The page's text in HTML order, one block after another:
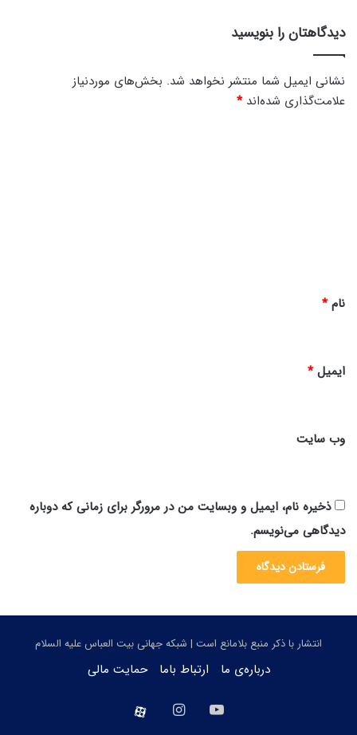
دیدگاهتان را بنویسید
نشانی ایمیل شما منتشر نخواهد شد. بخش‌های موردنیاز
علامت‌گذاری شده‌اند*
نام*
ایمیل*
وب‌ سایت
ذخیره نام، ایمیل و وبسایت من در مرورگر برای زمانی که دوباره
دیدگاهی می‌نویسم.
انتشار با ذکر منبع بلامانع است | شبکه جهانی بیت العباس علیه السلام
درباره‌ی ما ارتباط باما حمایت مالی
یوتیوب اینستاگرام